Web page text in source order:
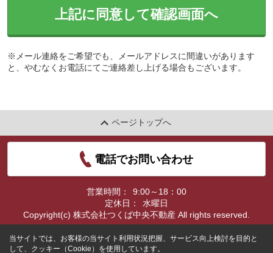
上記に同意して確認画面へ
※メール連絡をご希望でも、メールアドレスに間違いがあります
と、やむなくお電話にてご連絡差し上げる場合もございます。
ページトップへ
電話でお問い合わせ
営業時間：
9:00～18：00
定休日：
水曜日
Copyright(c) 株式会社つくば中央不動産 All rights reserved.
当サイトでは、お客様の当サイト利用状況把握、サービス向上検討を目的と
して、クッキー（Cookie）を使用しています。